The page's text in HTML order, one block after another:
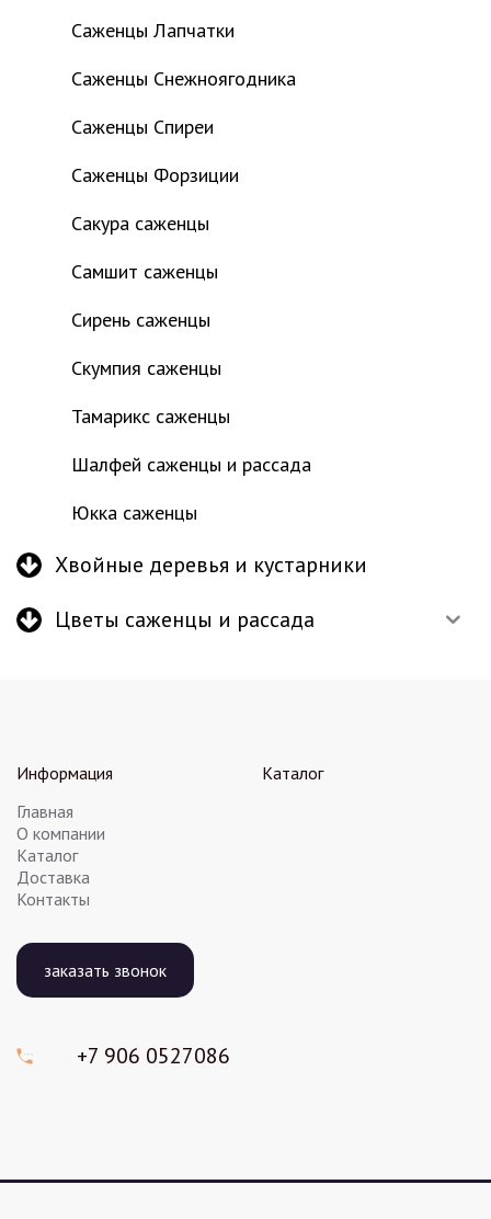
Саженцы Лапчатки
Саженцы Снежноягодника
Саженцы Спиреи
Саженцы Форзиции
Сакура саженцы
Самшит саженцы
Сирень саженцы
Скумпия саженцы
Тамарикс саженцы
Шалфей саженцы и рассада
Юкка саженцы
Хвойные деревья и кустарники
Цветы саженцы и рассада
Информация
Главная
О компании
Каталог
Доставка
Контакты
Каталог
заказать звонок
+7 906 0527086